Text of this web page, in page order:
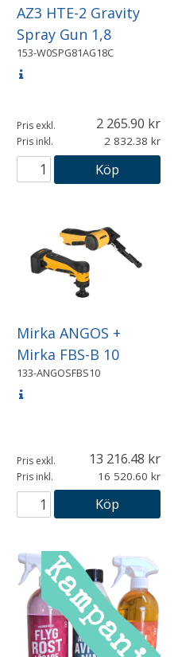
AZ3 HTE-2 Gravity
Spray Gun 1,8
153-W0SPG81AG18C
Pris exkl. 2 265.90
Pris inkl. 2 832.38
Köp
Mirka ANGOS +
Mirka FBS-B 10
133-ANGOSFBS10
Pris exkl. 13 216.48
Pris inkl. 16 520.60
Köp